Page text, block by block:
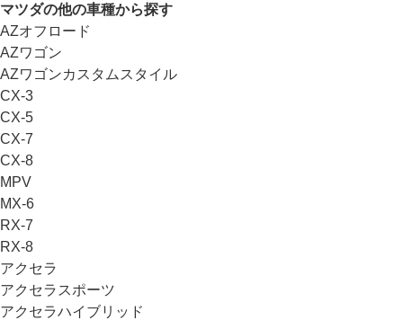
マツダの他の車種から探す
AZオフロード
AZワゴン
AZワゴンカスタムスタイル
CX-3
CX-5
CX-7
CX-8
MPV
MX-6
RX-7
RX-8
アクセラ
アクセラスポーツ
アクセラハイブリッド